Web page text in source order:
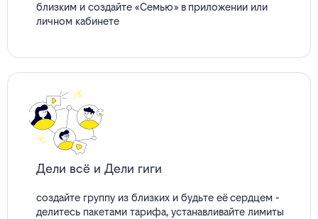
близким и создайте «Семью» в приложении или
личном кабинете
Дели всё и Дели гиги
создайте группу из близких и будьте её сердцем -
делитесь пакетами тарифа, устанавливайте лимиты